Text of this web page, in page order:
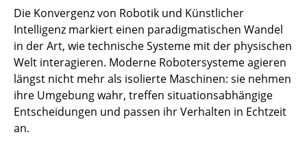
Die Konvergenz von Robotik und Künstlicher
Intelligenz markiert einen paradigmatischen Wandel
in der Art, wie technische Systeme mit der physischen
Welt interagieren. Moderne Robotersysteme agieren
längst nicht mehr als isolierte Maschinen: sie nehmen
ihre Umgebung wahr, treffen situationsabhängige
Entscheidungen und passen ihr Verhalten in Echtzeit
an.